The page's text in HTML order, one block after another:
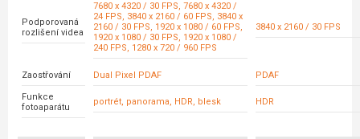
Podporovaná
rozlišení videa
7680 x 4320 / 30 FPS, 7680 x 4320 /
24 FPS, 3840 x 2160 / 60 FPS, 3840 x
2160 / 30 FPS, 1920 x 1080 / 60 FPS,
1920 x 1080 / 30 FPS, 1920 x 1080 /
240 FPS, 1280 x 720 / 960 FPS
3840 x 2160 / 30 FPS
Zaostřování Dual Pixel PDAF PDAF
Funkce
fotoaparátu
portrét, panorama, HDR, blesk HDR